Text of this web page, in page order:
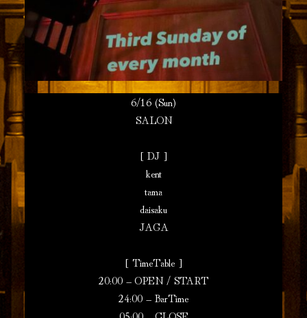
6/16 (Sun)
SALON
[ DJ ]
kent
tama
daisaku
JAGA
[ TimeTable ]
20:00 – OPEN / START
24:00 – BarTime